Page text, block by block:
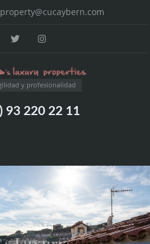
property@cucaybern.com
y profesionalidad
93 220 22 11